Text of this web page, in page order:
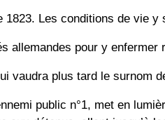
1823. Les conditions de vie y
allemandes pour y
vaudra plus tard le surnom
public n°1, met en